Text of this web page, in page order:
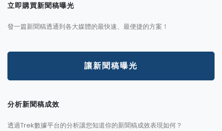
立即購買新聞稿曝光
發一篇新聞稿透通到各大媒體的最快速、最便捷的方案！
讓新聞稿曝光
分析新聞稿成效
透過Trek數據平台的分析讓您知道你的新聞稿成效表現如何？